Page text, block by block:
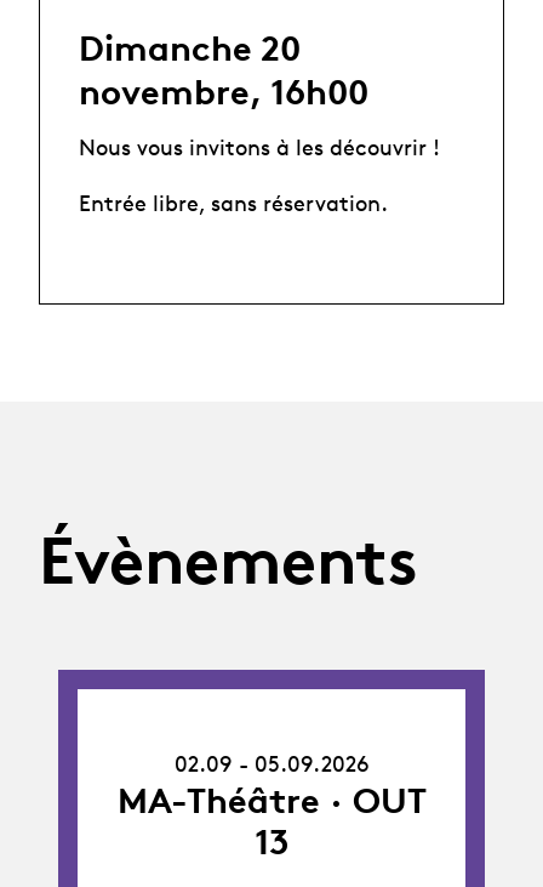
Dimanche 20
novembre, 16h00
Nous vous invitons à les découvrir !
Entrée libre, sans réservation.
Évènements
05.09.2602.09 - 05.09.2026
MA-Théâtre · OUT
13